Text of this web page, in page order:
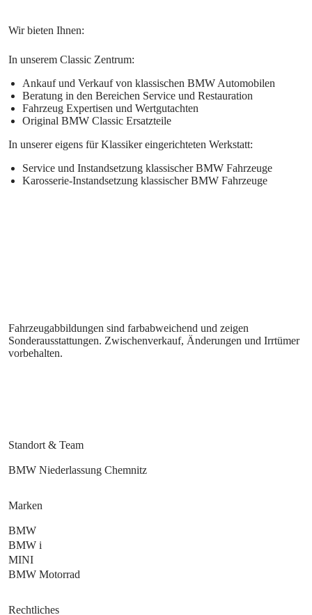
In unserem Classic Zentrum:
Ankauf und Verkauf von klassischen BMW Automobilen
Beratung in den Bereichen Service und Restauration
Fahrzeug Expertisen und Wertgutachten
Original BMW Classic Ersatzteile
In unserer eigens für Klassiker eingerichteten Werkstatt:
Service und Instandsetzung klassischer BMW Fahrzeuge
Karosserie-Instandsetzung klassischer BMW Fahrzeuge
Fahrzeugabbildungen sind farbabweichend und zeigen
Sonderausstattungen. Zwischenverkauf, Änderungen und Irrtümer
vorbehalten.